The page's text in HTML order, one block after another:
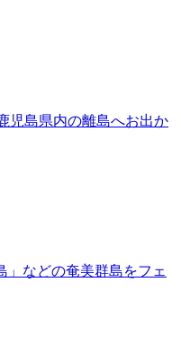
児島県内の離島へお出か
」などの奄美群島をフェ